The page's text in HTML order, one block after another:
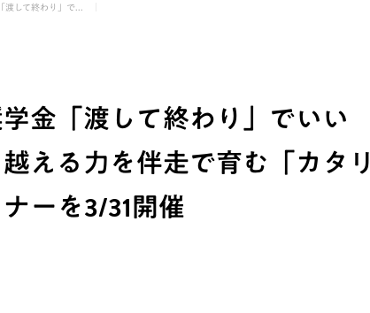
して終わり」で...
学金「渡して終わり」でいい
える力を伴走で育む「カタリ
ーを3/31開催